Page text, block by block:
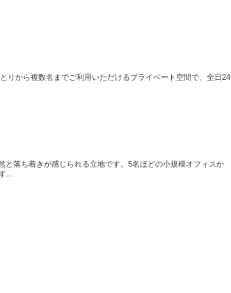
りから複数名までご利用いただけるプライベート空間で、全日24
落ち着きが感じられる立地です。5名ほどの小規模オフィスか
...